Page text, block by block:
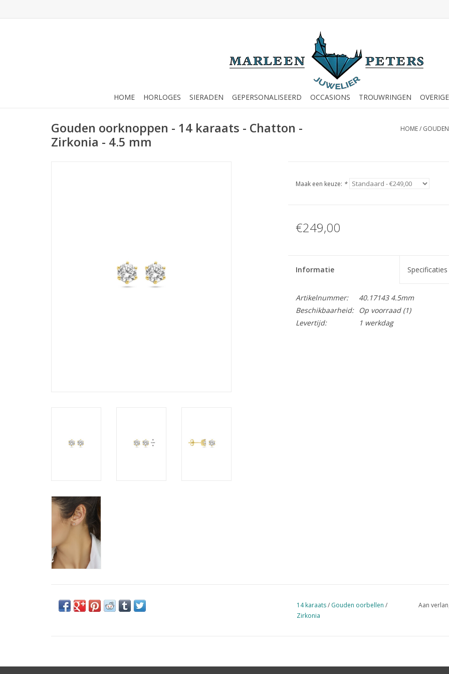
HOME HORLOGES SIERADEN GEPERSONALISEERD OCCASIONS TROUWRINGEN OVERIGE
Gouden oorknoppen - 14 karaats - Chatton -
Zirkonia - 4.5 mm
HOME/
Maak een keuze: *
€249,00
Informatie Specificaties
Artikelnummer:
40.17143 4.5mm
Beschikbaarheid:
Op voorraad(1)
Levertijd:
1 werkdag
14 karaats/ Gouden oorbellen /
Zirkonia
Aan